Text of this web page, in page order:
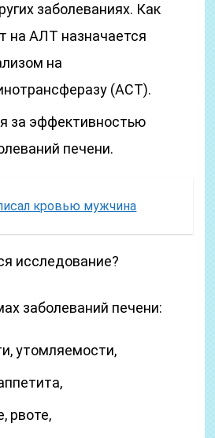
заболеваниях. Как
на АЛТ назначается
на
(АСТ).
за эффективностью
печени.
кровью мужчина
исследование?
заболеваний печени:
утомляемости,
рвоте,